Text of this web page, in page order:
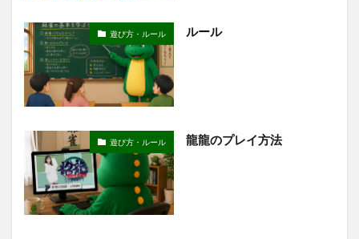
遊び方・ルール ルール
遊び方・ルール 龍龍のプレイ方法